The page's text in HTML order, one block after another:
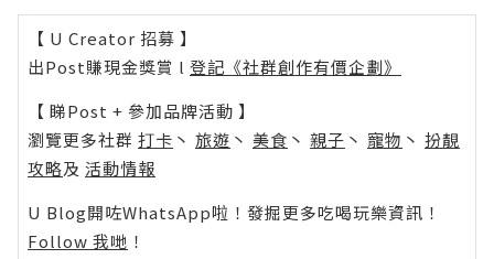
【 U Creator 招募 】
出Post賺現金獎賞 l 登記《社群創作有價企劃》
【 睇Post + 參加品牌活動 】
瀏覽更多社群 打卡 丶 旅遊 丶 美食 丶 親子 丶 寵物 丶 扮靚
攻略及 活動情報
U Blog開咗WhatsApp啦！發掘更多吃喝玩樂資訊！
Follow 我哋 ！